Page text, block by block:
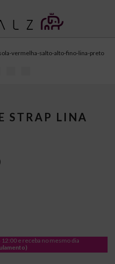
STRAP LINA
12:00 e receba no mesmo dia